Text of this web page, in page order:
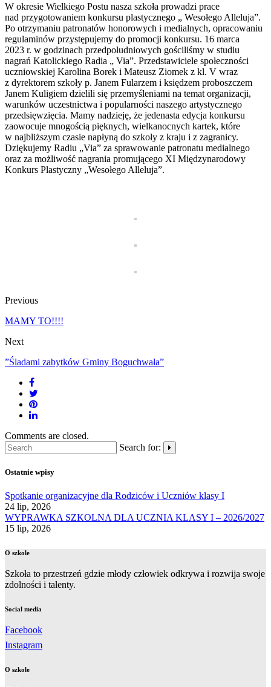
W okresie Wielkiego Postu nasza szkoła prowadzi prace
nad przygotowaniem konkursu plastycznego „ Wesołego Alleluja”.
Po otrzymaniu patronatów honorowych i medialnych, opracowaniu
regulaminów przystępujemy do promocji konkursu. 16 marca
2023 r. w godzinach przedpołudniowych gościliśmy w studiu
nagrań Katolickiego Radia „ Via”. Przedstawiciele społeczności
uczniowskiej Karolina Borek i Mateusz Ziomek z kl. V wraz
z dyrektorem szkoły p. Janem Fularzem i księdzem proboszczem
Janem Kuligiem dzielili się przemyśleniami na temat organizacji,
warunków uczestnictwa i popularności naszego artystycznego
przedsięwzięcia. Mamy nadzieję, że jedenasta edycja konkursu
zaowocuje mnogością pięknych, wielkanocnych kartek, które
w najbliższym czasie napłyną do szkoły z kraju i z zagranicy.
Dziękujemy Radiu „Via” za sprawowanie patronatu medialnego
oraz za możliwość nagrania promującego XI Międzynarodowy
Konkurs Plastyczny „Wesołego Alleluja”.
Previous
MAMY TO!!!!
Next
”Śladami zabytków Gminy Boguchwała”
Comments are closed.
Search for:
Ostatnie wpisy
Spotkanie organizacyjne dla Rodziców i Uczniów klasy I
24 lip, 2026
WYPRAWKA SZKOLNA DLA UCZNIA KLASY I – 2026/2027
15 lip, 2026
O szkole
Szkoła to przestrzeń gdzie młody człowiek odkrywa i rozwija swoje
zdolności i talenty.
Social media
Facebook
Instagram
O szkole